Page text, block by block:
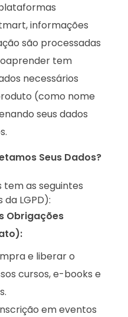
informações
são processadas
tem
necessários
(como nome
seus dados
Seus Dados?
tem as seguintes
LGPD):
Obrigações
e liberar o
cursos, e-books e
em eventos